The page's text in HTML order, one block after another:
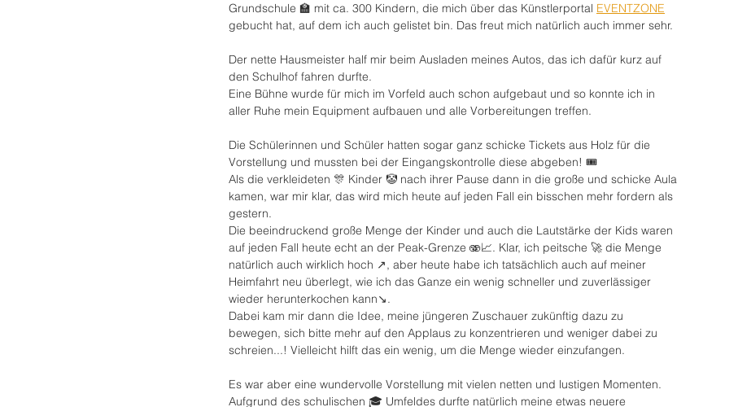
Grundschule 🏫 mit ca. 300 Kindern, die mich über das Künstlerportal EVENTZONE
gebucht hat, auf dem ich auch gelistet bin. Das freut mich natürlich auch immer sehr.
Der nette Hausmeister half mir beim Ausladen meines Autos, das ich dafür kurz auf
den Schulhof fahren durfte.
Eine Bühne wurde für mich im Vorfeld auch schon aufgebaut und so konnte ich in
aller Ruhe mein Equipment aufbauen und alle Vorbereitungen treffen.
Die Schülerinnen und Schüler hatten sogar ganz schicke Tickets aus Holz für die
Vorstellung und mussten bei der Eingangskontrolle diese abgeben! 🎟️
Als die verkleideten 🎊 Kinder 🤡 nach ihrer Pause dann in die große und schicke Aula
kamen, war mir klar, das wird mich heute auf jeden Fall ein bisschen mehr fordern als
gestern.
Die beeindruckend große Menge der Kinder und auch die Lautstärke der Kids waren
auf jeden Fall heute echt an der Peak-Grenze 🫨📈. Klar, ich peitsche 🚀 die Menge
natürlich auch wirklich hoch ↗️, aber heute habe ich tatsächlich auch auf meiner
Heimfahrt neu überlegt, wie ich das Ganze ein wenig schneller und zuverlässiger
wieder herunterkochen kann↘️.
Dabei kam mir dann die Idee, meine jüngeren Zuschauer zukünftig dazu zu
bewegen, sich bitte mehr auf den Applaus zu konzentrieren und weniger dabei zu
schreien...! Vielleicht hilft das ein wenig, um die Menge wieder einzufangen.
Es war aber eine wundervolle Vorstellung mit vielen netten und lustigen Momenten.
Aufgrund des schulischen 🎓 Umfeldes durfte natürlich meine etwas neuere